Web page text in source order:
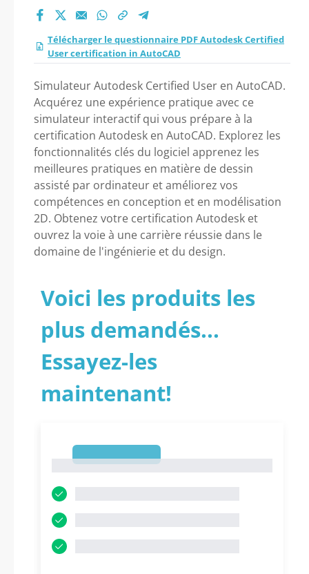
Télécharger le questionnaire PDF Autodesk Certified
User certification in AutoCAD
Simulateur Autodesk Certified User en AutoCAD.
Acquérez une expérience pratique avec ce
simulateur interactif qui vous prépare à la
certification Autodesk en AutoCAD. Explorez les
fonctionnalités clés du logiciel apprenez les
meilleures pratiques en matière de dessin
assisté par ordinateur et améliorez vos
compétences en conception et en modélisation
2D. Obtenez votre certification Autodesk et
ouvrez la voie à une carrière réussie dans le
domaine de l'ingénierie et du design.
Voici les produits les
plus demandés...
Essayez-les
maintenant!